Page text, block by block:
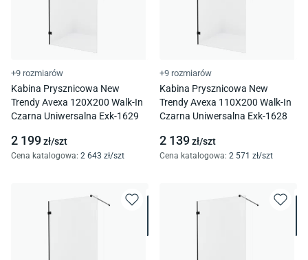
+9 rozmiarów
Kabina Prysznicowa New
Trendy Avexa 120X200 Walk-In
Czarna Uniwersalna Exk-1629
2 199zł/szt
Cena katalogowa: 2 643 zł/szt
+9 rozmiarów
Kabina Prysznicowa New
Trendy Avexa 110X200 Walk-In
Czarna Uniwersalna Exk-1628
2 139zł/szt
Cena katalogowa: 2 571 zł/szt